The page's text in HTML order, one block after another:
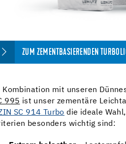
ZUM ZEMENTBASIERENDEN
Kombination mit unseren
995 ist unser zementäre
SC 914 Turbo die ideale
besonders wichtig sind: